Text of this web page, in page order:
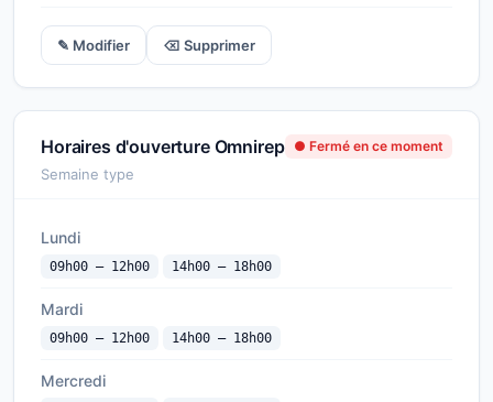
✎ Modifier ⌫ Supprimer
Horaires d'ouverture Omnirep ● Fermé en ce moment
Semaine type
Lundi
09h00 — 12h00 14h00 — 18h00
Mardi
09h00 — 12h00 14h00 — 18h00
Mercredi